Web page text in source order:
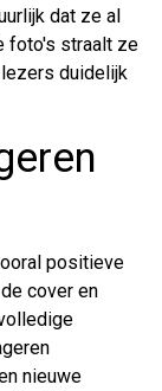
dat ze al
foto's straalt ze
duidelijk
positieve
cover en
nieuwe